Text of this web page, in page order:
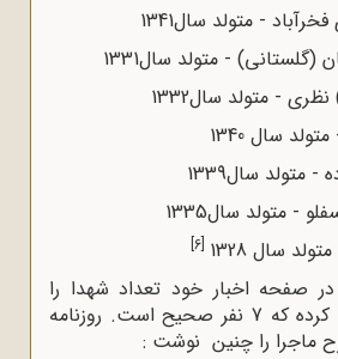
[6]
در صفحه اخبار خود تعداد شهدا را
اشتباهاً 8 نفر اعلام کرده که 7 نفر صحیح است. روزنامه
ماجرا را چنین نوشت :